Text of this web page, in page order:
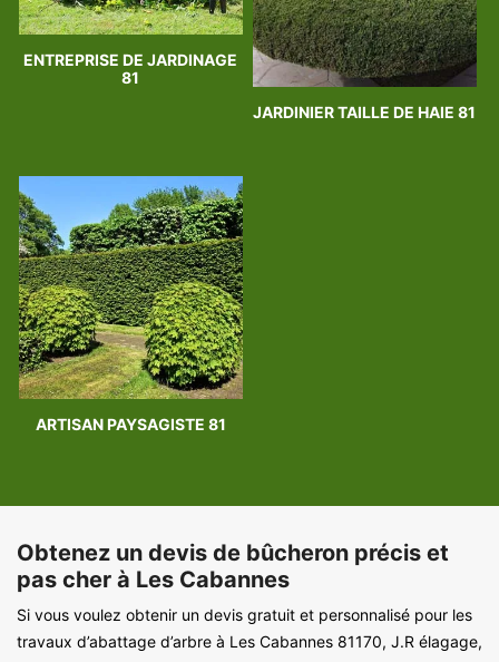
ENTREPRISE DE JARDINAGE
81
JARDINIER TAILLE DE HAIE 81
ARTISAN PAYSAGISTE 81
Obtenez un devis de bûcheron précis et
pas cher à Les Cabannes
Si vous voulez obtenir un devis gratuit et personnalisé pour les
travaux d’abattage d’arbre à Les Cabannes 81170, J.R élagage,